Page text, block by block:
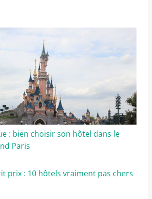
: bien choisir son hôtel dans le
Paris
prix : 10 hôtels vraiment pas chers